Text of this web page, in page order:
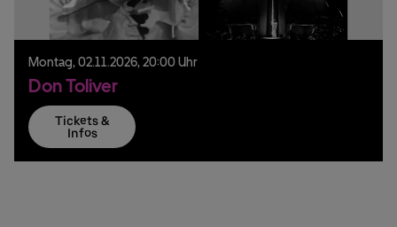
Montag, 02.11.2026, 20:00 Uhr
Don Toliver
Tickets &
Infos